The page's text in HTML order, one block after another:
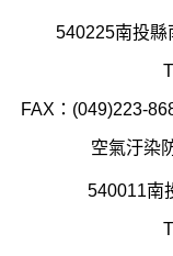
540225南投縣
FAX：(049)223-
空氣汙染
540011南